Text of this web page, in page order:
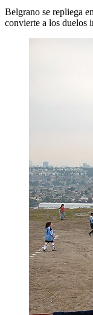
Belgrano se repliega
convierte a los duelos